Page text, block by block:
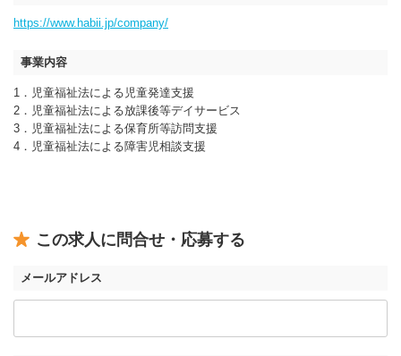
https://www.habii.jp/company/
事業内容
1．児童福祉法による児童発達支援
2．児童福祉法による放課後等デイサービス
3．児童福祉法による保育所等訪問支援
4．児童福祉法による障害児相談支援
この求人に問合せ・応募する
メールアドレス